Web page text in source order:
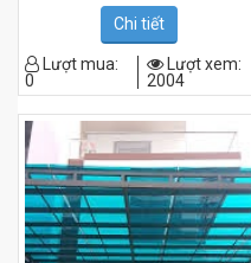
trình chúng tôi luôn được đảm
bảo độ an toàn cao, chống chịu
tốt trước mọi thời tiết, thợ thi công
của chúng tôi rất chuyên nghiệp,
có kinh nghiệm, làm việc cẩn
thận sẽ mang đến cho quý khách
những công trình chất lượng tốt
nhất.
Chi tiết
Lượt mua:
0
Lượt xem:
2004